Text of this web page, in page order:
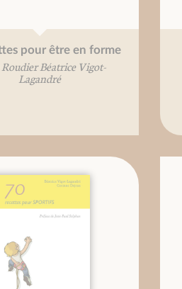
pour être en forme
Béatrice Vigot-
Lagandré